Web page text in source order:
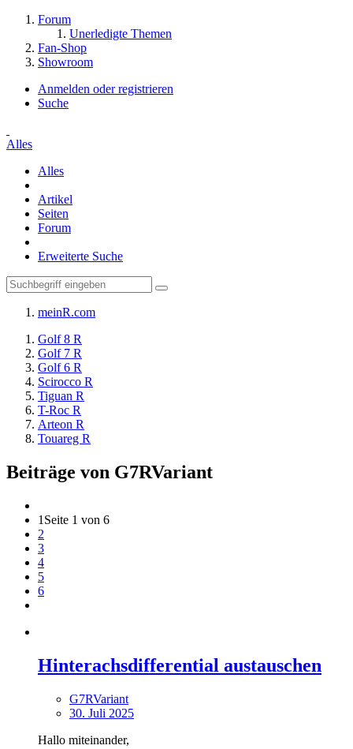
Forum
Unerledigte Themen
Fan-Shop
Showroom
Anmelden oder registrieren
Suche
Alles
Alles
Artikel
Seiten
Forum
Erweiterte Suche
meinR.com
Golf 8 R
Golf 7 R
Golf 6 R
Scirocco R
Tiguan R
T-Roc R
Arteon R
Touareg R
Beiträge von G7RVariant
1 Seite 1 von 6
2
3
4
5
6
Hinterachsdifferential austauschen
G7RVariant
30. Juli 2025
Hallo miteinander,